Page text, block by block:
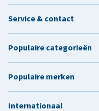
Service & contact
Populaire categorieën
Populaire merken
Internationaal